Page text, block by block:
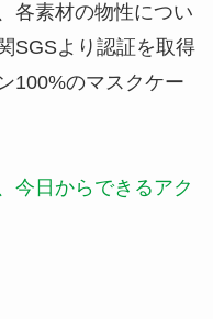
各素材の物性につい
SGSより認証を取得
100%のマスクケー
今日からできるアク